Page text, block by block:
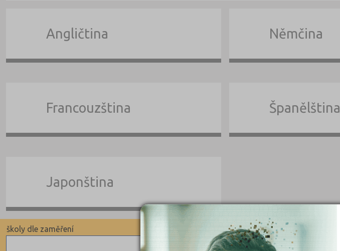
Angličtina Němčina
Francouzština Španělština
Japonština
školy dle typu
školy dle zaměření